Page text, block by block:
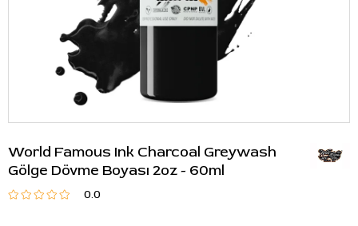
World Famous Ink Charcoal Greywash
Gölge Dövme Boyası 2oz - 60ml
0.0